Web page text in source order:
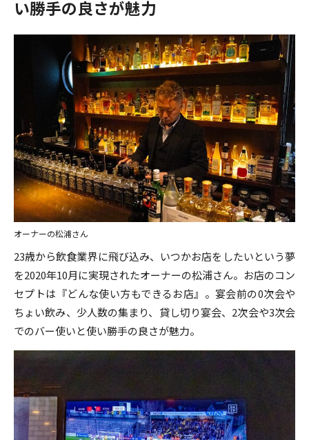
い勝手の良さが魅力
オーナーの松浦さん
23歳から飲食業界に飛び込み、いつかお店をしたいという夢
を2020年10月に実現されたオーナーの松浦さん。お店のコン
セプトは『どんな使い方もできるお店』。宴会前の0次会や
ちょい飲み、少人数の集まり、貸し切り宴会、2次会や3次会
でのバー使いと使い勝手の良さが魅力。